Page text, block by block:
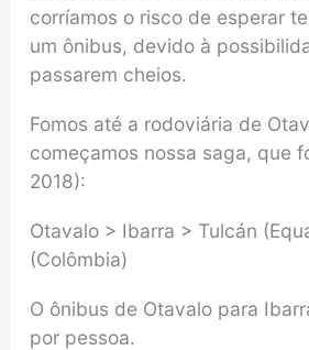
corríamos o risco de esperar
um ônibus, devido à
passarem cheios.
Fomos até a rodoviária de
começamos nossa saga, que
2018):
Otavalo > Ibarra > Tulcán
(Colômbia)
O ônibus de Otavalo para
por pessoa.